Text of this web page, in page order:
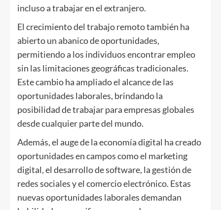
incluso a trabajar en el extranjero.
El crecimiento del trabajo remoto también ha
abierto un abanico de oportunidades,
permitiendo a los individuos encontrar empleo
sin las limitaciones geográficas tradicionales.
Este cambio ha ampliado el alcance de las
oportunidades laborales, brindando la
posibilidad de trabajar para empresas globales
desde cualquier parte del mundo.
Además, el auge de la economía digital ha creado
oportunidades en campos como el marketing
digital, el desarrollo de software, la gestión de
redes sociales y el comercio electrónico. Estas
nuevas oportunidades laborales demandan